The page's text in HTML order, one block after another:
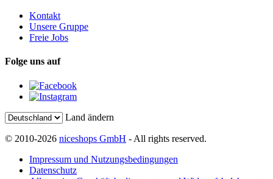
Kontakt
Unsere Gruppe
Freie Jobs
Folge uns auf
Land ändern
© 2010-2026 niceshops GmbH - All rights reserved.
Impressum und Nutzungsbedingungen
Datenschutz